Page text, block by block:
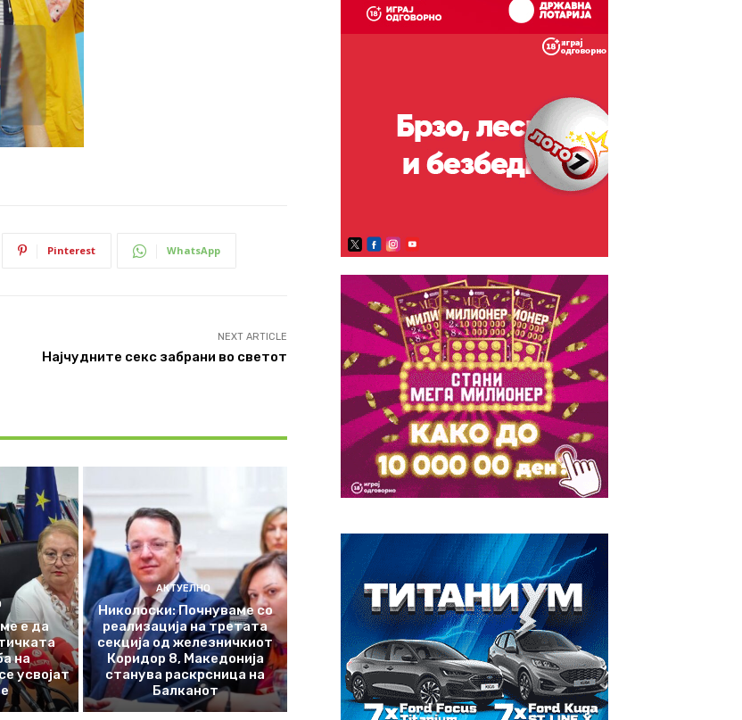
Pinterest WhatsApp
NEXT ARTICLE
Најчудните секс забрани во светот
е да
на
усвојат
АКТУЕЛНО
Николоски: Почнуваме со
реализација на третата
секција од железничкиот
Коридор 8, Македонија
станува раскрсница на
Балканот